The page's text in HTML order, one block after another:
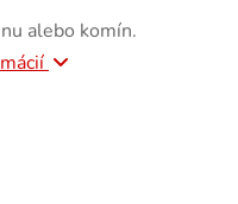
alebo komín.